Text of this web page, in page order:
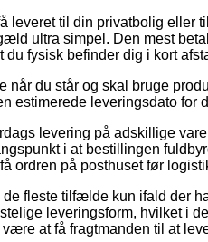
leveret til din privatbolig eller
ultra simpel. Den mest
fysisk befinder dig i kort
du står og skal bruge
estimerede leveringsdato for
levering på adskillige
i at bestillingen
ordren på posthuset før
fleste tilfælde kun ifald der
leveringsform, hvilket i
at få fragtmanden til at